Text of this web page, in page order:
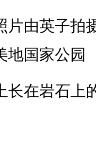
片由英子拍
地国家公园
长在岩石上